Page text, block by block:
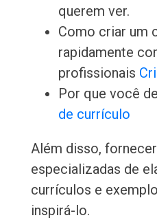
querem ver.
Como criar um
rapidamente
profissionais
Por que você
de currículo
Além disso,
especializadas de
currículos e
inspirá-lo.